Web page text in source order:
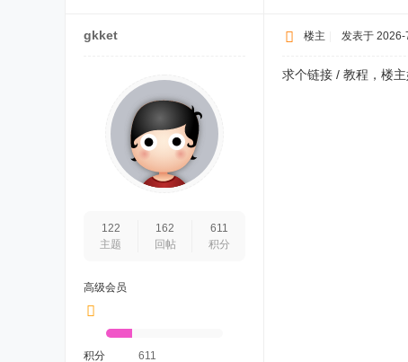
gkket
122
主题
162
回帖
611
积分
高级会员
积分 611
楼主 发表于
求个链接 / 教程，楼